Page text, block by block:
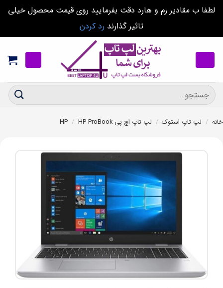
رم و هارد دقت بفرمایید روی قیمت محصول خیلی
تاثیر گذارندرد کردن
استوک / لپ تاپ اچ پی HP / HP ProBook